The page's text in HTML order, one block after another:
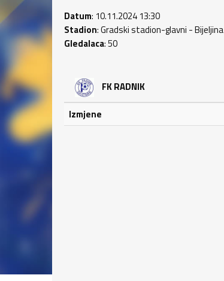
Datum: 10.11.2024 13:30
Stadion: Gradski stadion-glavni - Bijeljina
Gledalaca: 50
FK RADNIK
Izmjene